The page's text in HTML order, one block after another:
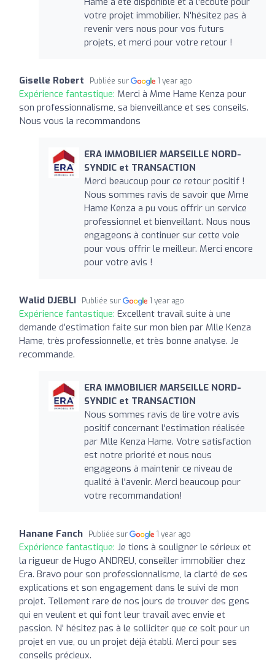
votre projet immobilier. N'hésitez pas à
revenir vers nous pour vos futurs
projets, et merci pour votre retour !
Giselle Robert Publiée sur 1 year ago
Expérience fantastique: Merci à Mme Hame Kenza pour
son professionnalisme, sa bienveillance et ses conseils.
Nous vous la recommandons
ERA IMMOBILIER MARSEILLE NORD-
SYNDIC et TRANSACTION
Merci beaucoup pour ce retour positif !
Nous sommes ravis de savoir que Mme
Hame Kenza a pu vous offrir un service
professionnel et bienveillant. Nous nous
engageons à continuer sur cette voie
pour vous offrir le meilleur. Merci encore
pour votre avis !
Walid DJEBLI Publiée sur 1 year ago
Expérience fantastique: Excellent travail suite à une
demande d’estimation faite sur mon bien par Mlle Kenza
Hame, très professionnelle, et très bonne analyse. Je
recommande.
ERA IMMOBILIER MARSEILLE NORD-
SYNDIC et TRANSACTION
Nous sommes ravis de lire votre avis
positif concernant l'estimation réalisée
par Mlle Kenza Hame. Votre satisfaction
est notre priorité et nous nous
engageons à maintenir ce niveau de
qualité à l'avenir. Merci beaucoup pour
votre recommandation!
Hanane Fanch Publiée sur 1 year ago
Expérience fantastique: Je tiens à souligner le sérieux et
la rigueur de Hugo ANDREU, conseiller immobilier chez
Era. Bravo pour son professionnalisme, la clarté de ses
explications et son engagement dans le suivi de mon
projet. Tellement rare de nos jours de trouver des gens
qui en veulent et qui font leur travail avec envie et
passion. N' hésitez pas à le solliciter que ce soit pour un
projet en vue, ou un projet déjà établi. Merci pour ses
conseils précieux.